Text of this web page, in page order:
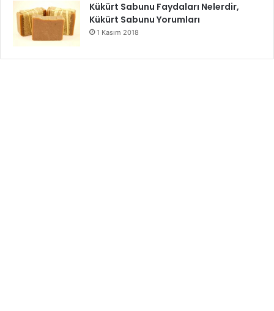
Kükürt Sabunu Faydaları Nelerdir,
Kükürt Sabunu Yorumları
1 Kasım 2018